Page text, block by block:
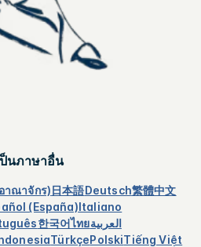
ป็นภาษาอื่น
าณาจักร)日本語Deutsch繁體中文
(España)Italiano
한국어ไทยالعربية
TürkçePolskiTiếng Việt